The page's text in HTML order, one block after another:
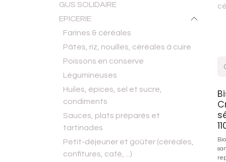
GUS SOLIDAIRE
EPICERIE
Farines & céréales
Pâtes, riz, nouilles, céréales à cuire
Poissons en conserve
Légumineuses
Huiles, épices, sel et sucre,
condiments
Sauces, plats préparés et
tartinades
Petit-déjeuner et goûter (céréales,
confitures, café, ...)